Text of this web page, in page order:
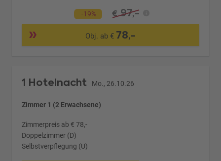
-19% € 97,-
Obj. ab € 78,-
1 Hotelnacht Mo., 26.10.26
Zimmer 1 (2 Erwachsene)
Zimmerpreis ab € 78,-
Doppelzimmer (D)
Selbstverpflegung (U)